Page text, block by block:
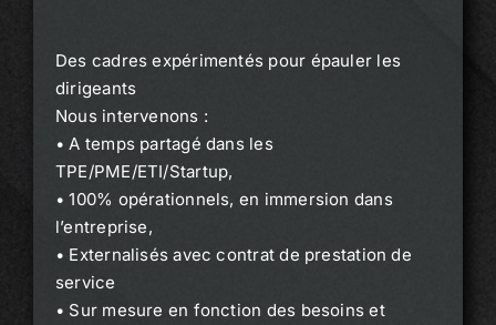
Des cadres expérimentés pour épauler les
dirigeants
Nous intervenons :
• A temps partagé dans les
TPE/PME/ETI/Startup,
• 100% opérationnels, en immersion dans
l’entreprise,
• Externalisés avec contrat de prestation de
service
• Sur mesure en fonction des besoins et